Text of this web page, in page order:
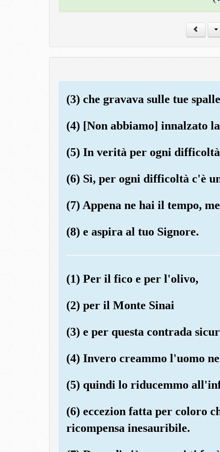
(3) che gravava sulle tue
(4) [Non abbiamo] innalzato
(5) In verità per ogni
(6) Sì, per ogni difficoltà c'è
(7) Appena ne hai il tempo,
(8) e aspira al tuo Signore.
(1) Per il fico e per l'olivo,
(2) per il Monte Sinai
(3) e per questa contrada
(4) Invero creammo l'uomo
(5) quindi lo riducemmo
(6) eccezion fatta per coloro
ricompensa inesauribile.